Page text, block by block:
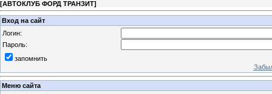
[АВТОКЛУБ ФОРД ТРАНЗИТ]
Вход на сайт
Логин:
Пароль:
запомнить
Меню сайта